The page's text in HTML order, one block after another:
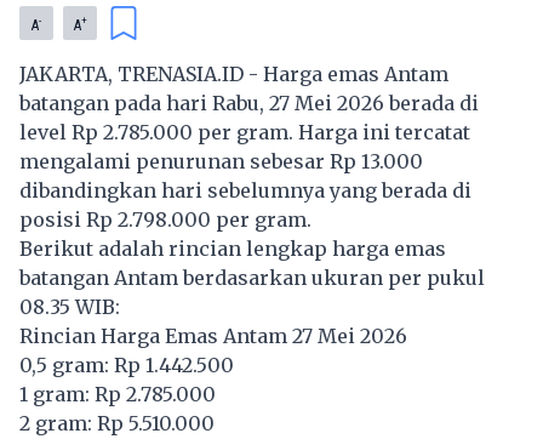
A- A+
JAKARTA, TRENASIA.ID - Harga emas Antam
batangan pada hari Rabu, 27 Mei 2026 berada di
level Rp 2.785.000 per gram. Harga ini tercatat
mengalami penurunan sebesar Rp 13.000
dibandingkan hari sebelumnya yang berada di
posisi Rp 2.798.000 per gram.
Berikut adalah rincian lengkap harga emas
batangan Antam berdasarkan ukuran per pukul
08.35 WIB:
Rincian Harga Emas Antam 27 Mei 2026
0,5 gram: Rp 1.442.500
1 gram: Rp 2.785.000
2 gram: Rp 5.510.000